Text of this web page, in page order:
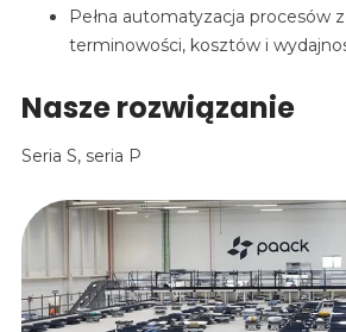
Pełna automatyzacja procesów
terminowości, kosztów i
Nasze rozwiązanie
Seria S, seria P